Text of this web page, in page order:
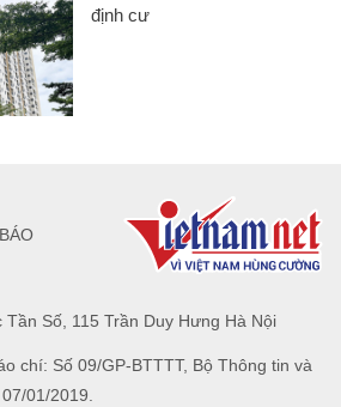
định cư
Số, 115 Trần Duy Hưng Hà Nội
chí: Số 09/GP-BTTTT, Bộ Thông tin và
01/2019.